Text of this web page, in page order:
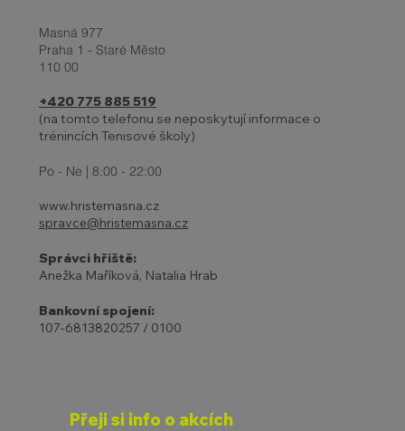
Masná 977
Praha 1 - Staré Město
110 00
+420 775 885 519
(na tomto telefonu se neposkytují informace o
trénincích Tenisové školy)
Po - Ne | 8:00 - 22:00
www.hristemasna.cz
spravce@hristemasna.cz
Správci hřiště:
Anežka Maříková, Natalia Hrab
Bankovní spojení:
107-6813820257 / 0100
Přeji si info o akcích